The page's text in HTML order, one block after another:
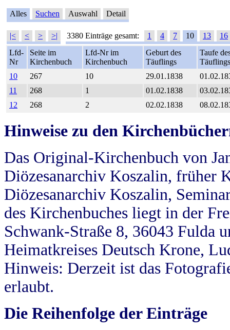
Alles Suchen Auswahl Detail
|< < > >| 3380 Einträge gesamt: 1 4 7 10 13
16
Lfd-
Nr
Seite im
Kirchenbuch
Lfd-Nr im
Kirchenbuch
Geburt des
Täuflings
Taufe
Täuflings
10
267 10 29.01.1838
11
268 1 01.02.1838
12
268 2 02.02.1838
Hinweise zu den
Das Original-Kirchenbuch von
Diözesanarchiv Koszalin, früher
Diözesanarchiv Koszalin,
des Kirchenbuches liegt in der
Schwank-Straße 8, 36043 Fulda
Heimatkreises Deutsch Krone,
Hinweis: Derzeit ist das
erlaubt.
Die Reihenfolge der Einträge